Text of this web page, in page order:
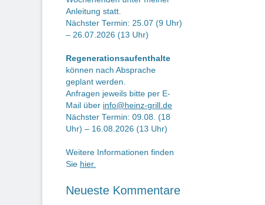
Anleitung statt.
Nächster Termin: 25.07 (9 Uhr)
– 26.07.2026 (13 Uhr)
Regenerationsaufenthalte
können nach Absprache
geplant werden.
Anfragen jeweils bitte per E-
Mail über info@heinz-grill.de
Nächster Termin: 09.08. (18
Uhr) – 16.08.2026 (13 Uhr)
Weitere Informationen finden
Sie hier.
Neueste Kommentare